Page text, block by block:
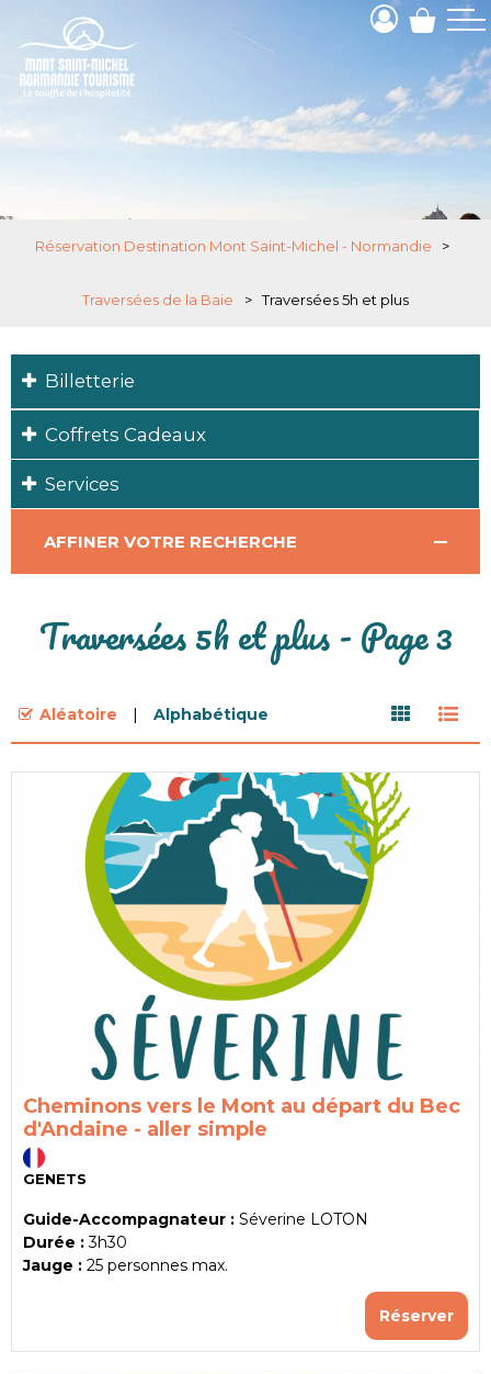
Réservation Destination Mont Saint-Michel - Normandie >
Traversées de la Baie > Traversées 5h et plus
Billetterie
Coffrets Cadeaux
Services
AFFINER VOTRE RECHERCHE
Traversées 5h et plus - Page 3
Aléatoire Alphabétique
Cheminons vers le Mont au départ du Bec
d'Andaine - aller simple
GENETS
Guide-Accompagnateur : Séverine LOTON
Durée : 3h30
Jauge : 25 personnes max.
Réserver